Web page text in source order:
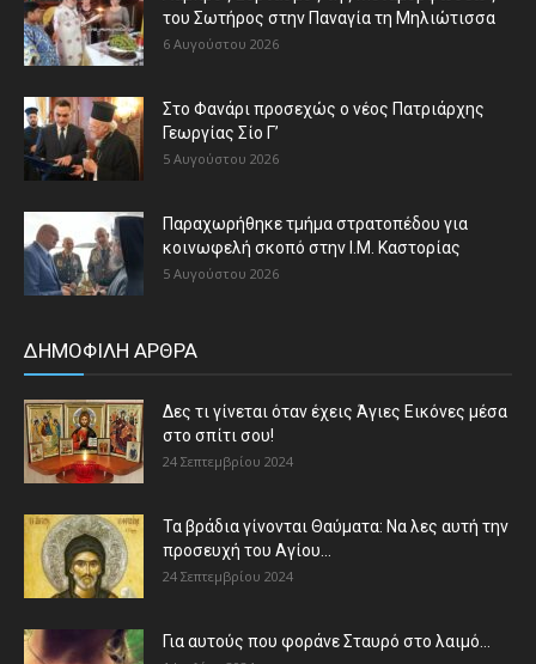
του Σωτήρος στην Παναγία τη Μηλιώτισσα
6 Αυγούστου 2026
Στο Φανάρι προσεχώς ο νέος Πατριάρχης
Γεωργίας Σίο Γ’
5 Αυγούστου 2026
Παραχωρήθηκε τμήμα στρατοπέδου για
κοινωφελή σκοπό στην Ι.Μ. Καστορίας
5 Αυγούστου 2026
ΔΗΜΟΦΙΛΗ ΑΡΘΡΑ
Δες τι γίνεται όταν έχεις Άγιες Εικόνες μέσα
στο σπίτι σου!
24 Σεπτεμβρίου 2024
Τα βράδια γίνονται Θαύματα: Να λες αυτή την
προσευχή του Αγίου...
24 Σεπτεμβρίου 2024
Για αυτούς που φοράνε Σταυρό στο λαιμό…